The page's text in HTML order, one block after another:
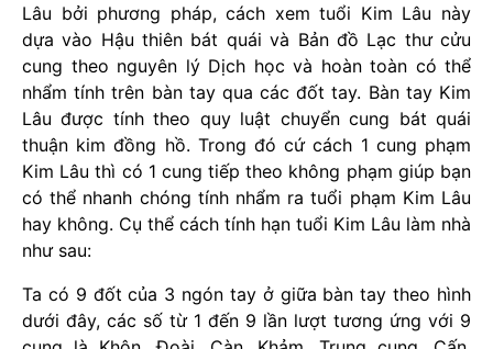
Lâu bởi phương pháp, cách xem tuổi Kim Lâu này
dựa vào Hậu thiên bát quái và Bản đồ Lạc thư cửu
cung theo nguyên lý Dịch học và hoàn toàn có thể
nhẩm tính trên bàn tay qua các đốt tay. Bàn tay Kim
Lâu được tính theo quy luật chuyển cung bát quái
thuận kim đồng hồ. Trong đó cứ cách 1 cung phạm
Kim Lâu thì có 1 cung tiếp theo không phạm giúp bạn
có thể nhanh chóng tính nhẩm ra tuổi phạm Kim Lâu
hay không. Cụ thể cách tính hạn tuổi Kim Lâu làm nhà
như sau:
Ta có 9 đốt của 3 ngón tay ở giữa bàn tay theo hình
dưới đây, các số từ 1 đến 9 lần lượt tương ứng với 9